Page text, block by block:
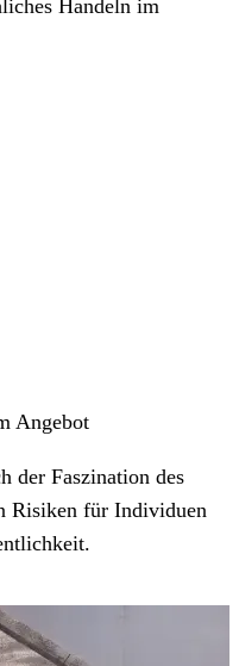
Handeln im
Angebot
der Faszination des
Risiken für Individuen